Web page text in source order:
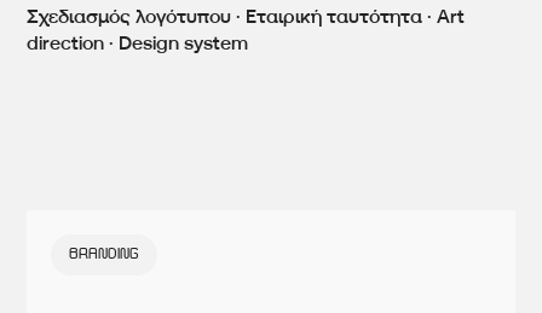
Σχεδιασμός λογότυπου · Εταιρική ταυτότητα · Art
direction · Design system
BRANDING